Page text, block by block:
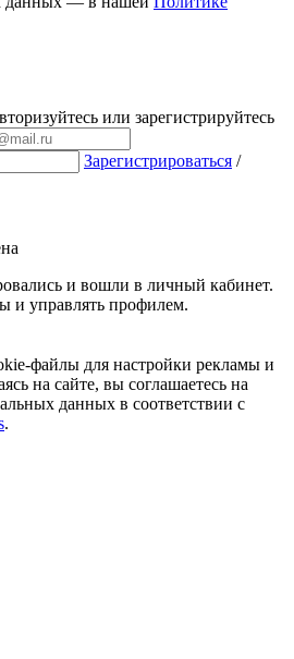
или зарегистрируйтесь
Зарегистрироваться /
и вошли в личный кабинет.
и управлять профилем.
файлы для настройки рекламы и
на сайте, вы соглашаетесь на
данных в соответствии с
.